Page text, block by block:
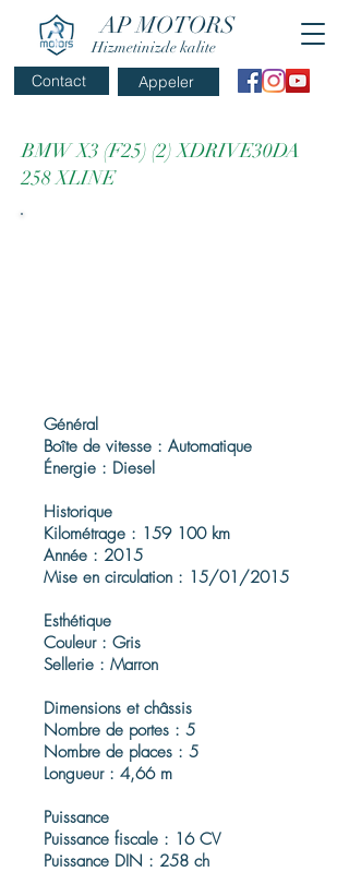
AP MOTORS
Hizmetinizde kalite
Appeler
Contact
BMW X3 (F25) (2) XDRIVE30DA
258 XLINE
Général
Boîte de vitesse : Automatique
Énergie : Diesel
Historique
Kilométrage : 159 100 km
Année : 2015
Mise en circulation : 15/01/2015
Esthétique
Couleur : Gris
Sellerie : Marron
Dimensions et châssis
Nombre de portes : 5
Nombre de places : 5
Longueur : 4,66 m
Puissance
Puissance fiscale : 16 CV
Puissance DIN : 258 ch